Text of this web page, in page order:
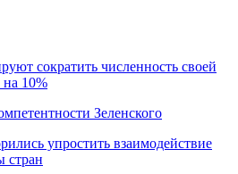
сократить численность своей
10%
Зеленского
упростить взаимодействие
стран